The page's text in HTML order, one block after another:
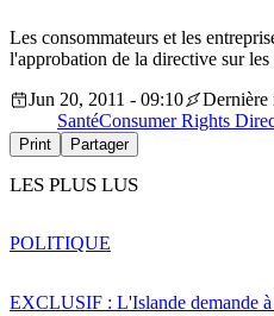
Les consommateurs et les
l'approbation de la directive sur
Jun 20, 2011 - 09:10
Dernière
SantéConsumer Rights
Print Partager
LES PLUS LUS
EXCLUSIF : L'Islande demande à
POLITIQUE